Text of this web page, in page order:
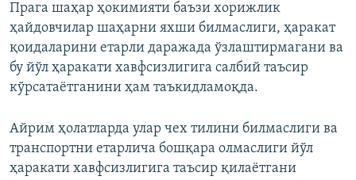
Прага шаҳар ҳокимияти баъзи хорижлик
ҳайдовчилар шаҳарни яхши билмаслиги, ҳаракат
қоидаларини етарли даражада ўзлаштирмагани ва
бу йўл ҳаракати хавфсизлигига салбий таъсир
кўрсатаётганини ҳам таъкидламоқда.
Айрим ҳолатларда улар чех тилини билмаслиги ва
транспортни етарлича бошқара олмаслиги йўл
ҳаракати хавфсизлигига таъсир қилаётгани